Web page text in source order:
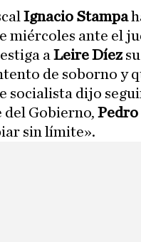
Ignacio Stampa
miércoles ante el
aLeire Díez
de soborno y
socialista dijo
Gobierno, Pedro
sin límite».